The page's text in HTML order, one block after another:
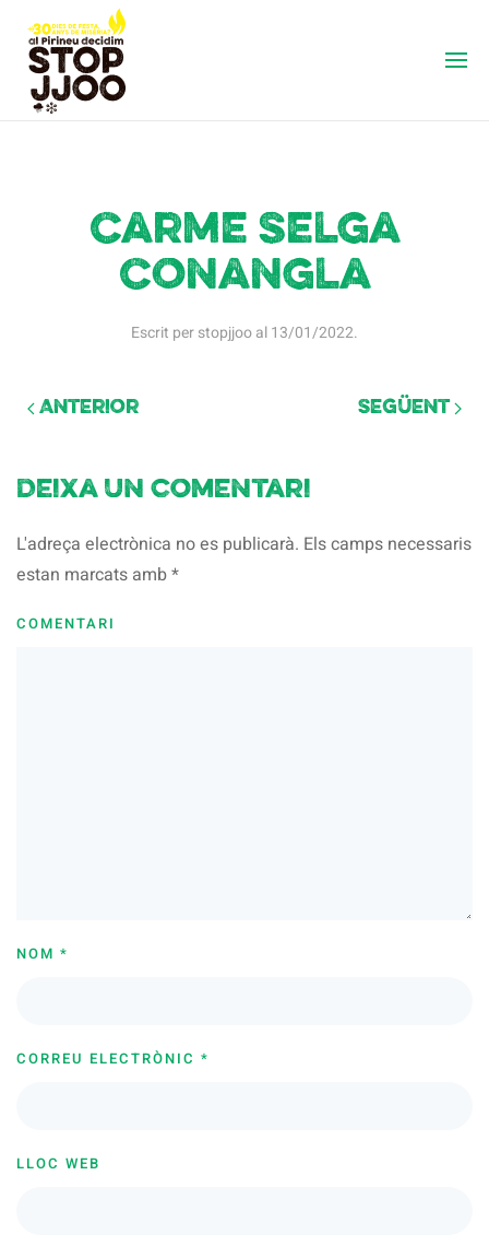
Carme Selga
Conangla
Escrit perstopjjooal13/01/2022.
Anterior Següent
Deixa un comentari
L'adreça electrònica no es publicarà. Els camps necessaris
estan marcats amb*
COMENTARI
NOM *
CORREU ELECTRÒNIC *
LLOC WEB